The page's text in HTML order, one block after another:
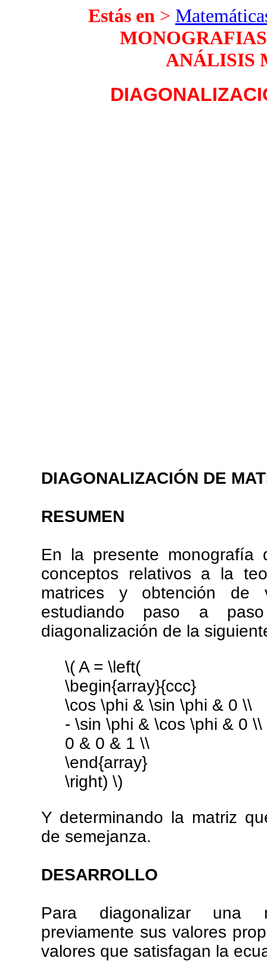
Estás en >
ANÁLISIS
DIAGONALIZACIÓN DE
RESUMEN
En la presente monografía
conceptos relativos a la
matrices y obtención de
estudiando paso a
diagonalización de la
\( A = \left(
\begin{array}{ccc}
\cos \phi & \sin \phi & 0 \\
- \sin \phi & \cos \phi & 0 \\
0 & 0 & 1 \\
\end{array}
\right) \)
Y determinando la matriz
de semejanza.
DESARROLLO
Para diagonalizar una
previamente sus valores
valores que satisfagan la